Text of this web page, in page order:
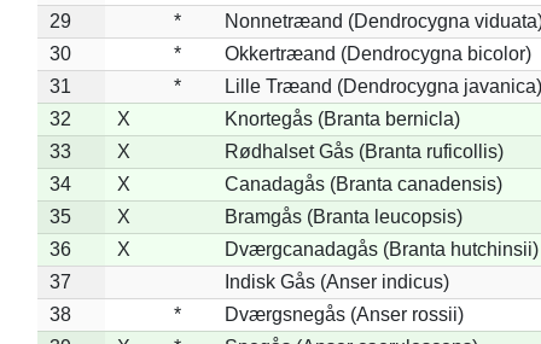
29
*
Nonnetræand (Dendrocygna
30
*
Okkertræand (Dendrocygna bicolor)
31
*
Lille Træand (Dendrocygna javanica)
32
X
Knortegås (Branta bernicla)
33
X
Rødhalset Gås (Branta ruficollis)
34
X
Canadagås (Branta canadensis)
35
X
Bramgås (Branta leucopsis)
36
X
Dværgcanadagås (Branta hutchinsii)
37
Indisk Gås (Anser indicus)
38
*
Dværgsnegås (Anser rossii)